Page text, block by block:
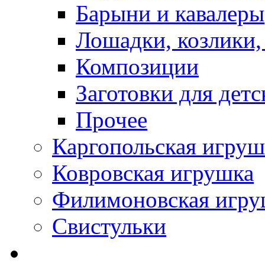
Барыни и кавалеры
Лошадки,
Композиции
Заготовки для
Прочее
Каргопольская
Ковровская игрушка
Филимоновская
Свистульки